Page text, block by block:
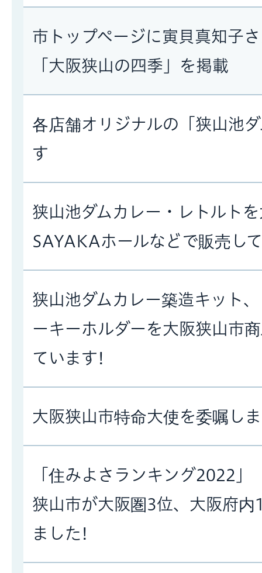
市トップページに寅貝真知子
「大阪狭山の四季」を掲載
各店舗オリジナルの「狭山池
す
狭山池ダムカレー・レトルト
SAYAKAホールなどで販売し
狭山池ダムカレー築造キット
ーキーホルダーを大阪狭山市
ています!
大阪狭山市特命大使を委嘱し
「住みよさランキング2022」
狭山市が大阪圏3位、大阪府内
ました!